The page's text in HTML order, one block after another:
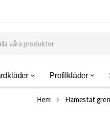
Profilkläder
Hem Flamestat